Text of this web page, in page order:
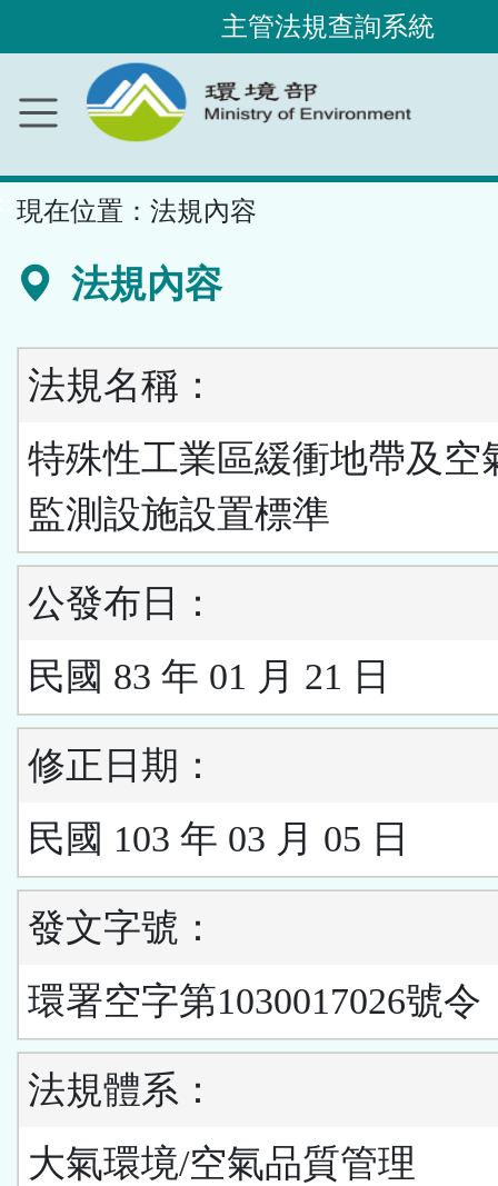
內
容
主管法規查詢系統
現在位置： 法規內容
法規內容
法規名稱：
特殊性工業區緩衝地帶及空
監測設施設置標準
公發布日：
民國 83 年 01 月 21 日
修正日期：
民國 103 年 03 月 05 日
發文字號：
環署空字第1030017026號令
法規體系：
大氣環境/空氣品質管理